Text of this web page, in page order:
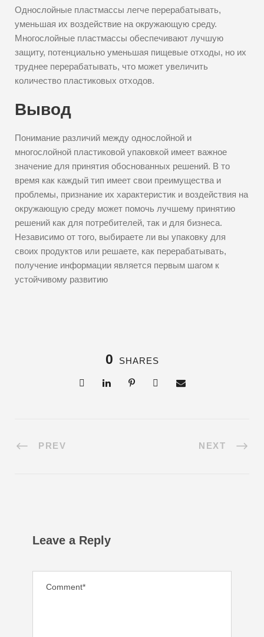
Однослойные пластмассы легче перерабатывать,
уменьшая их воздействие на окружающую среду.
Многослойные пластмассы обеспечивают лучшую
защиту, потенциально уменьшая пищевые отходы, но их
труднее перерабатывать, что может увеличить
количество пластиковых отходов.
Вывод
Понимание различий между однослойной и
многослойной пластиковой упаковкой имеет важное
значение для принятия обоснованных решений. В то
время как каждый тип имеет свои преимущества и
проблемы, признание их характеристик и воздействия на
окружающую среду может помочь лучшему принятию
решений как для потребителей, так и для бизнеса.
Независимо от того, выбираете ли вы упаковку для
своих продуктов или решаете, как перерабатывать,
получение информации является первым шагом к
устойчивому развитию
0 SHARES
PREV NEXT
Leave a Reply